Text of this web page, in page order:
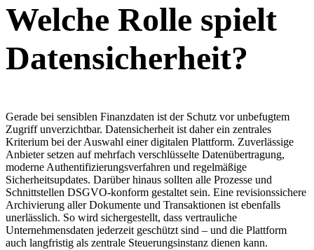
Welche Rolle spielt
Datensicherheit?
Gerade bei sensiblen Finanzdaten ist der Schutz vor unbefugtem
Zugriff unverzichtbar. Datensicherheit ist daher ein zentrales
Kriterium bei der Auswahl einer digitalen Plattform. Zuverlässige
Anbieter setzen auf mehrfach verschlüsselte Datenübertragung,
moderne Authentifizierungsverfahren und regelmäßige
Sicherheitsupdates. Darüber hinaus sollten alle Prozesse und
Schnittstellen DSGVO-konform gestaltet sein. Eine revisionssichere
Archivierung aller Dokumente und Transaktionen ist ebenfalls
unerlässlich. So wird sichergestellt, dass vertrauliche
Unternehmensdaten jederzeit geschützt sind – und die Plattform
auch langfristig als zentrale Steuerungsinstanz dienen kann.